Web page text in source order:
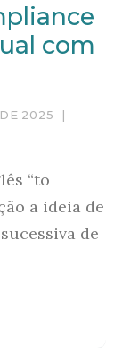
com
2025
|
“to
a ideia de
de